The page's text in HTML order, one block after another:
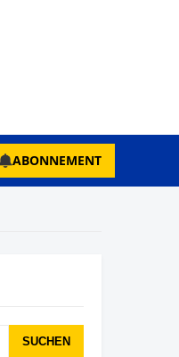
ABONNEMENT
SUCHEN